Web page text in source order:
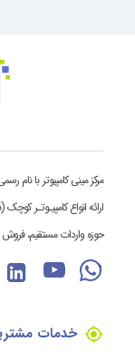
ارائه انواع کامپیـوتـر
حوزه واردات مستقیم،
خدمات